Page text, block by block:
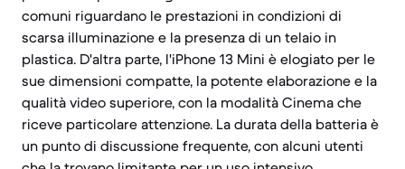
comuni riguardano le prestazioni in condizioni di
scarsa illuminazione e la presenza di un telaio in
plastica. D'altra parte, l'iPhone 13 Mini è elogiato per le
sue dimensioni compatte, la potente elaborazione e la
qualità video superiore, con la modalità Cinema che
riceve particolare attenzione. La durata della batteria è
un punto di discussione frequente, con alcuni utenti